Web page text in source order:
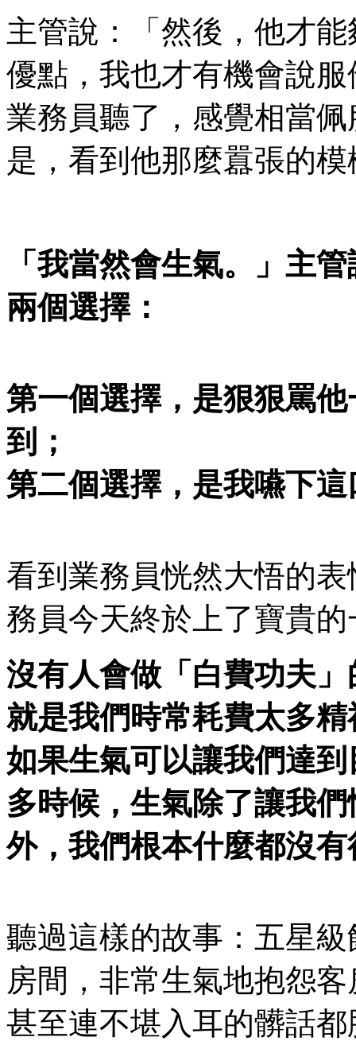
主管說：「然後，他才
優點，我也才有機會說
業務員聽了，感覺相當
是，看到他那麼囂張的
「我當然會生氣。」主
兩個選擇：
第一個選擇，是狠狠罵
到；
第二個選擇，是我嚥下
看到業務員恍然大悟的
務員今天終於上了寶貴的
沒有人會做「白費功夫
就是我們時常耗費太多
如果生氣可以讓我們達
多時候，生氣除了讓我
外，我們根本什麼都沒有
聽過這樣的故事：五星
房間，非常生氣地抱怨
甚至連不堪入耳的髒話